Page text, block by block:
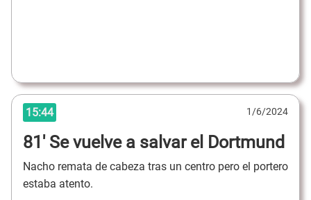
15:44 1/6/2024
81' Se vuelve a salvar el Dortmund
Nacho remata de cabeza tras un centro pero el portero
estaba atento.